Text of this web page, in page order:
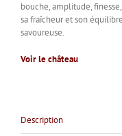
bouche, amplitude,
sa fraîcheur et son
savoureuse.
Voir le château
Description